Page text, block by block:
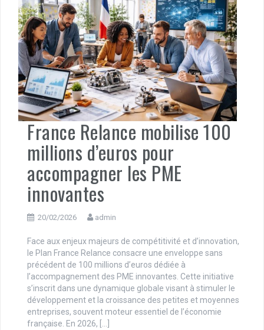
France Relance mobilise 100
millions d’euros pour
accompagner les PME
innovantes
20/02/2026 admin
Face aux enjeux majeurs de compétitivité et d’innovation,
le Plan France Relance consacre une enveloppe sans
précédent de 100 millions d’euros dédiée à
l’accompagnement des PME innovantes. Cette initiative
s’inscrit dans une dynamique globale visant à stimuler le
développement et la croissance des petites et moyennes
entreprises, souvent moteur essentiel de l’économie
française. En 2026, […]